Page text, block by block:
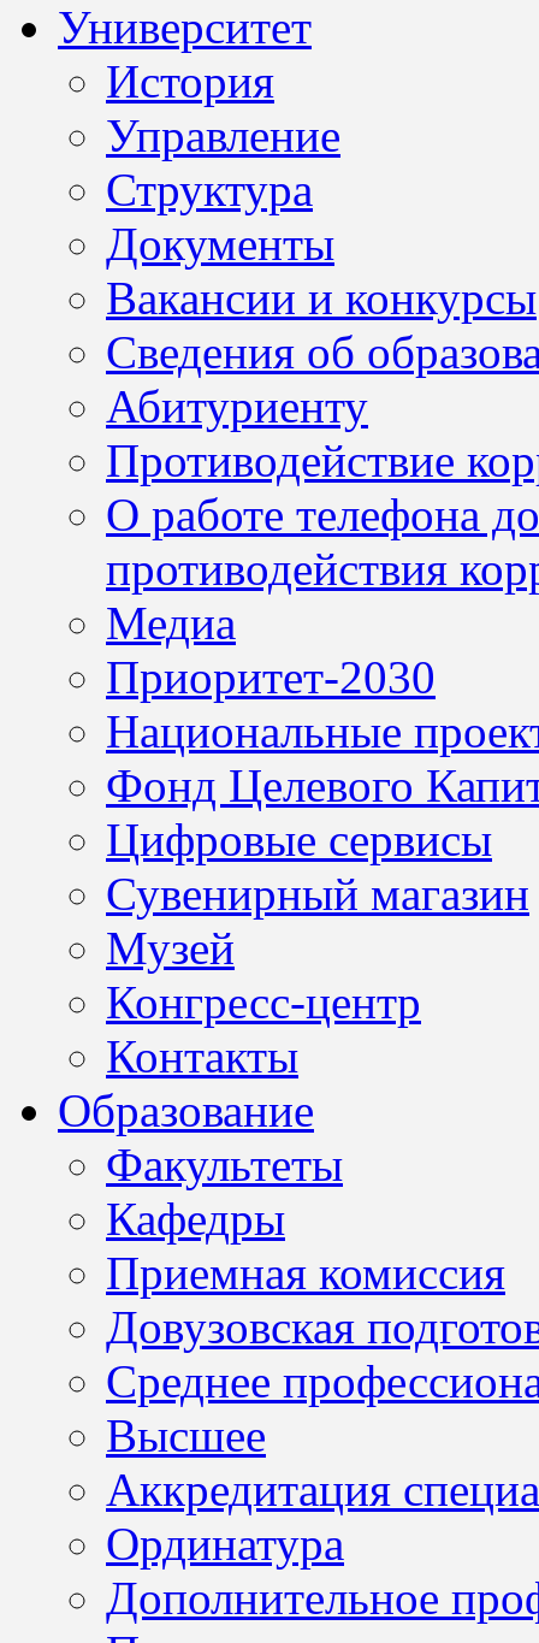
Университет
История
Управление
Структура
Документы
Вакансии и конкурсы
Сведения об
Абитуриенту
Противодействие
О работе телефона
противодействия
Медиа
Приоритет-2030
Национальные
Фонд Целевого
Цифровые сервисы
Сувенирный магазин
Музей
Конгресс-центр
Контакты
Образование
Факультеты
Кафедры
Приемная комиссия
Довузовская
Среднее
Высшее
Аккредитация
Ординатура
Дополнительное